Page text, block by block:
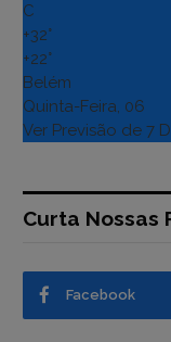
C
+32°
+22°
Belém
Quinta-Feira, 06
Ver Previsão de 7
Curta Nossas
Facebook